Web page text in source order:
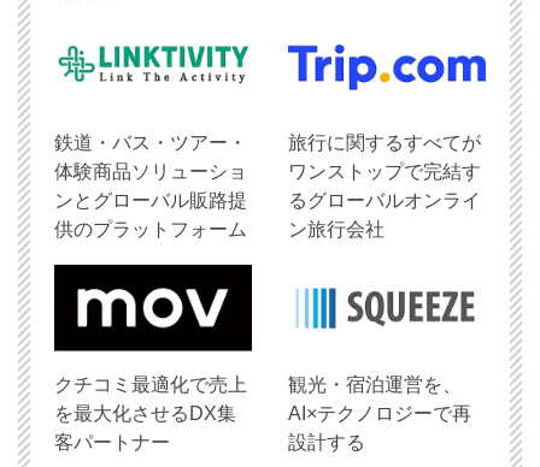
鉄道・バス・ツアー・
体験商品ソリューショ
ンとグローバル販路提
供のプラットフォーム
旅行に関するすべてが
ワンストップで完結す
るグローバルオンライ
ン旅行会社
クチコミ最適化で売上
を最大化させるDX集
客パートナー
観光・宿泊運営を、
AI×テクノロジーで再
設計する